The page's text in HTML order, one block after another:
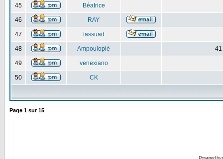
45 Béatrice
46 RAY
47 tassuad
48 Ampoulopié 41
49 venexiano
50 CK
Page 1 sur15
Powered by